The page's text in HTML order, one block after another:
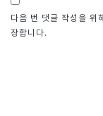
다음 번 댓글 작성을 위
장합니다.